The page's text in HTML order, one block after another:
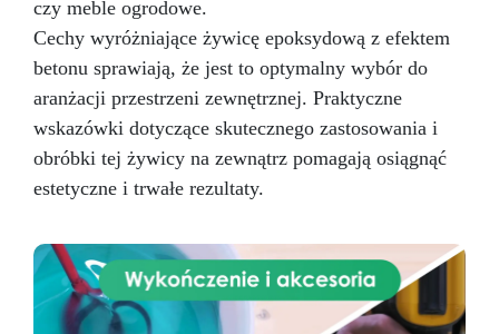
czy meble ogrodowe.
Cechy wyróżniające żywicę epoksydową z efektem
betonu sprawiają, że jest to optymalny wybór do
aranżacji przestrzeni zewnętrznej. Praktyczne
wskazówki dotyczące skutecznego zastosowania i
obróbki tej żywicy na zewnątrz pomagają osiągnąć
estetyczne i trwałe rezultaty.